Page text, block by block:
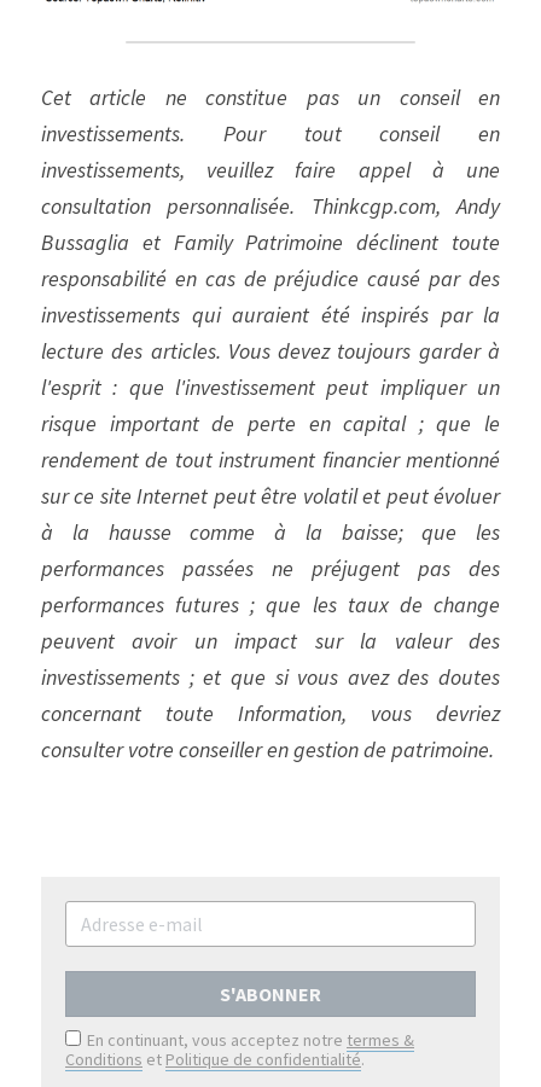
Cet article ne constitue pas un conseil en
investissements. Pour tout conseil en
investissements, veuillez faire appel à une
consultation personnalisée. Thinkcgp.com, Andy
Bussaglia et Family Patrimoine déclinent toute
responsabilité en cas de préjudice causé par des
investissements qui auraient été inspirés par la
lecture des articles. Vous devez toujours garder à
l'esprit : que l'investissement peut impliquer un
risque important de perte en capital ; que le
rendement de tout instrument financier mentionné
sur ce site Internet peut être volatil et peut évoluer
à la hausse comme à la baisse; que les
performances passées ne préjugent pas des
performances futures ; que les taux de change
peuvent avoir un impact sur la valeur des
investissements ; et que si vous avez des doutes
concernant toute Information, vous devriez
consulter votre conseiller en gestion de patrimoine.
S'ABONNER
En continuant, vous acceptez notre termes &
Conditions et Politique de confidentialité.